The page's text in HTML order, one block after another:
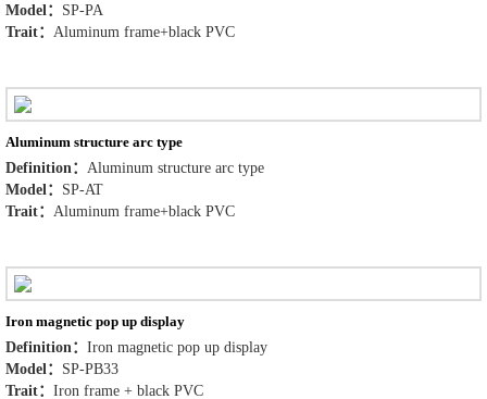
Model： SP-PA
Trait： Aluminum frame+black PVC
Aluminum structure arc type
Definition： Aluminum structure arc type
Model： SP-AT
Trait： Aluminum frame+black PVC
Iron magnetic pop up display
Definition： Iron magnetic pop up display
Model： SP-PB33
Trait： Iron frame + black PVC